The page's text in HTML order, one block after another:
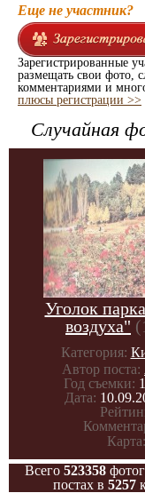
Еще не участник?
Зарегистрированные
размещать свои фото,
комментариями и
плюсы регистрации >>
Случайная
Уголок
воздуха"
Категория:
Автор поста:
Год съемки:
Дата:
Карта:
Всего 523358
постах в 5257